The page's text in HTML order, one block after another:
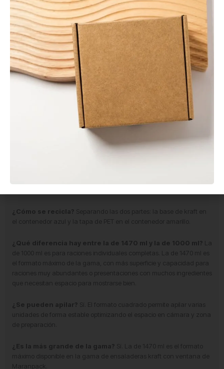
Preguntas frecuentes sobre la ensaladera kraft
con ventana 1470 ml
¿La tapa viene incluida?
Sí. La tapa con ventana transparente es
separada pero viene incluida en el precio, lista para usar
directamente sin necesidad de adquirir ningún complemento
adicional.
¿Es apta para alimentos calientes?
Está recomendada para
alimentos fríos y templados. La tapa de PET no es apta para
temperaturas muy elevadas.
¿Se puede meter en el microondas?No. Ni el cartón kraft ni la
tapa de PET son aptos para microondas.